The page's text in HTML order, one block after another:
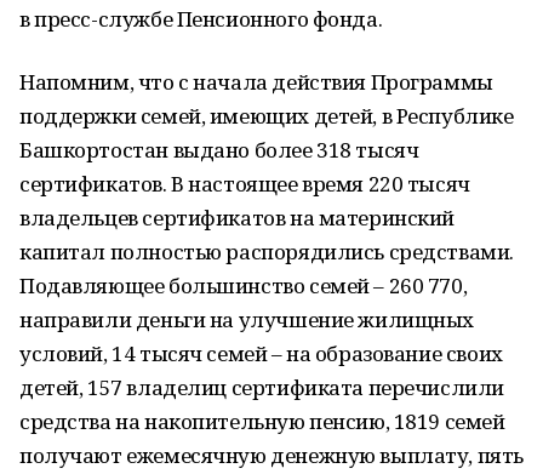
в пресс-службе Пенсионного фонда.
Напомним, что с начала действия Программы
поддержки семей, имеющих детей, в Республике
Башкортостан выдано более 318 тысяч
сертификатов. В настоящее время 220 тысяч
владельцев сертификатов на материнский
капитал полностью распорядились средствами.
Подавляющее большинство семей – 260 770,
направили деньги на улучшение жилищных
условий, 14 тысяч семей – на образование своих
детей, 157 владелиц сертификата перечислили
средства на накопительную пенсию, 1819 семей
получают ежемесячную денежную выплату, пять